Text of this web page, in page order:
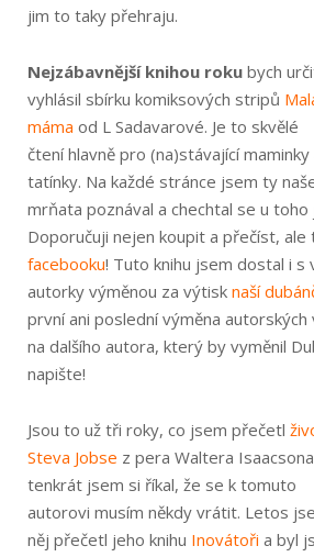
jim to taky přehraju.
Nejzábavnější knihou roku bych
vyhlásil sbírku komiksových stripů
máma od L Sadavarové. Je to skvělé
čtení hlavně pro (na)stávající maminky
tatínky. Na každé stránce jsem ty
mrňata poznával a chechtal se u toho
Doporučuji nejen koupit a přečíst, ale
facebooku! Tuto knihu jsem dostal i s
autorky výměnou za výtisk naší
první ani poslední výměna
na dalšího autora, který by vyměnil
napište!
Jsou to už tři roky, co jsem přečetl
Steva Jobse z pera Waltera
tenkrát jsem si říkal, že se k tomuto
autorovi musím někdy vrátit. Letos
něj přečetl jeho knihu Inovátoři a byl